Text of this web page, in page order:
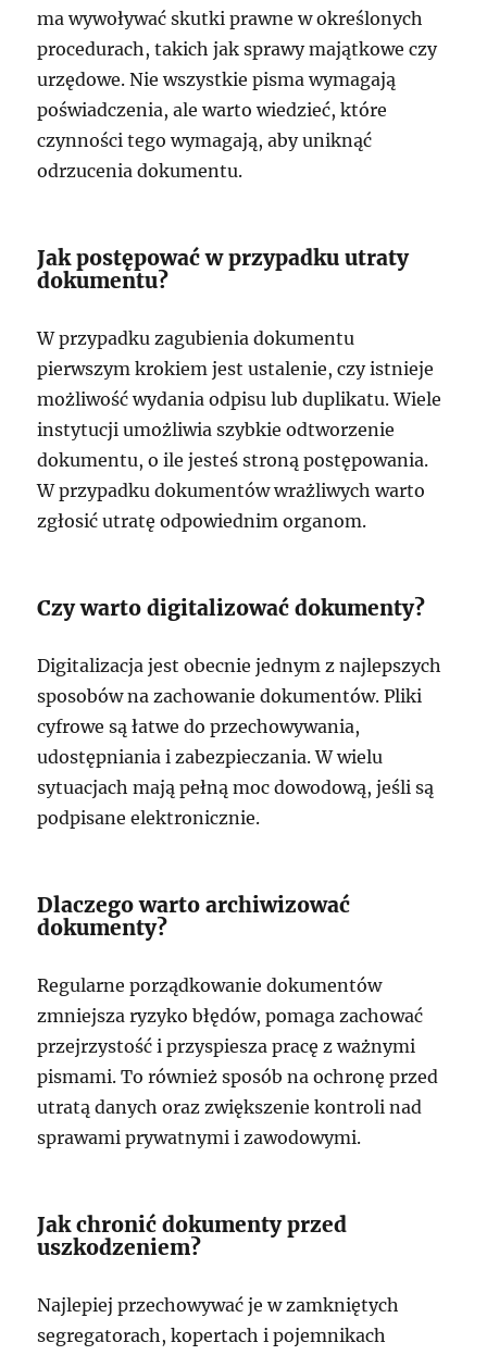
ma wywoływać skutki prawne w określonych
procedurach, takich jak sprawy majątkowe czy
urzędowe. Nie wszystkie pisma wymagają
poświadczenia, ale warto wiedzieć, które
czynności tego wymagają, aby uniknąć
odrzucenia dokumentu.
Jak postępować w przypadku utraty
dokumentu?
W przypadku zagubienia dokumentu
pierwszym krokiem jest ustalenie, czy istnieje
możliwość wydania odpisu lub duplikatu. Wiele
instytucji umożliwia szybkie odtworzenie
dokumentu, o ile jesteś stroną postępowania.
W przypadku dokumentów wrażliwych warto
zgłosić utratę odpowiednim organom.
Czy warto digitalizować dokumenty?
Digitalizacja jest obecnie jednym z najlepszych
sposobów na zachowanie dokumentów. Pliki
cyfrowe są łatwe do przechowywania,
udostępniania i zabezpieczania. W wielu
sytuacjach mają pełną moc dowodową, jeśli są
podpisane elektronicznie.
Dlaczego warto archiwizować
dokumenty?
Regularne porządkowanie dokumentów
zmniejsza ryzyko błędów, pomaga zachować
przejrzystość i przyspiesza pracę z ważnymi
pismami. To również sposób na ochronę przed
utratą danych oraz zwiększenie kontroli nad
sprawami prywatnymi i zawodowymi.
Jak chronić dokumenty przed
uszkodzeniem?
Najlepiej przechowywać je w zamkniętych
segregatorach, kopertach i pojemnikach